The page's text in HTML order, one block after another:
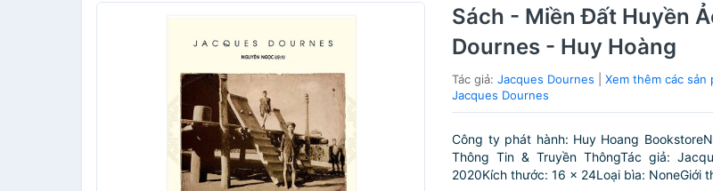
Sách - Miền Đất Huyền
Dournes - Huy Hoàng
Tác giả:Jacques Dournes |Xem thêm các sản
Jacques Dournes
Công ty phát hành: Huy Hoang
Thông Tin & Truyền ThôngTác giả:
2020Kích thước: 16 x 24Loại bìa: NoneGiới